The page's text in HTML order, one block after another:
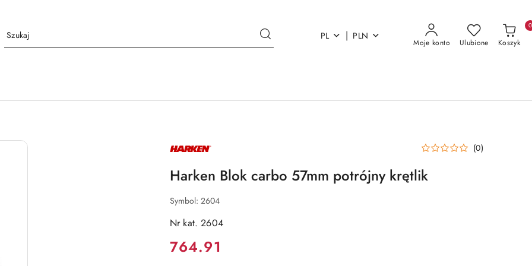
PL | PLN
Moje konto Ulubione Koszyk
0
NAZWA
PRODUCENTA: (0)
Harken Blok carbo 57mm potrójny krętlik
Symbol: 2604
Nr kat. 2604
Cena:
764.91